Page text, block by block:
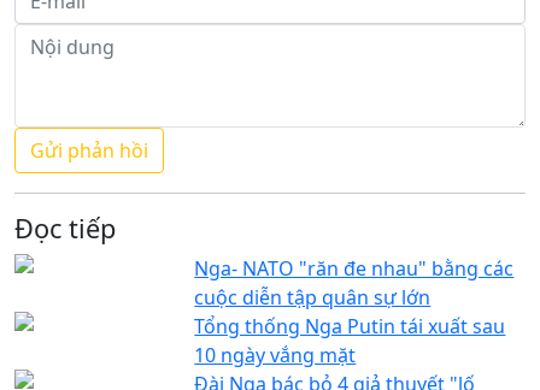
Đọc tiếp
Nga- NATO "răn đe nhau" bằng các
cuộc diễn tập quân sự lớn
Tổng thống Nga Putin tái xuất sau
10 ngày vắng mặt
Đài Nga bác bỏ 4 giả thuyết "lố